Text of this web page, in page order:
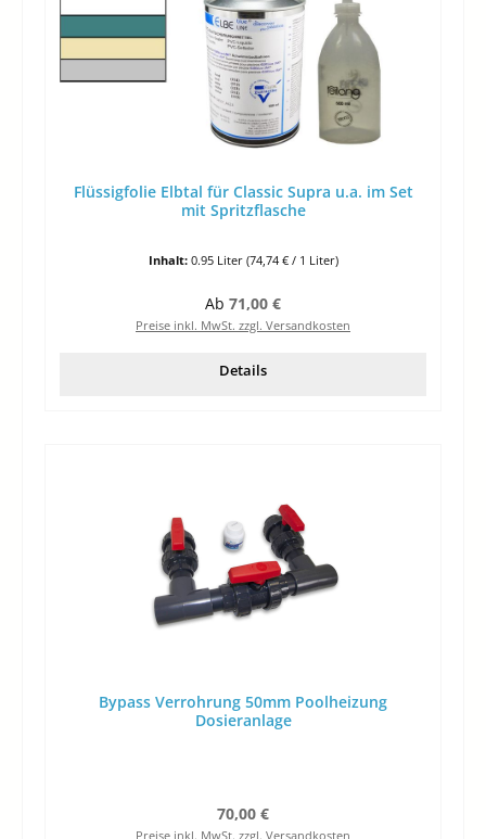
Flüssigfolie Elbtal für Classic Supra u.a. im Set
mit Spritzflasche
Inhalt: 0.95 Liter (74,74 € / 1 Liter)
Regulärer Preis:
Ab 71,00 €
Preise inkl. MwSt. zzgl. Versandkosten
Details
Bypass Verrohrung 50mm Poolheizung
Dosieranlage
Regulärer Preis:
70,00 €
Preise inkl. MwSt. zzgl. Versandkosten